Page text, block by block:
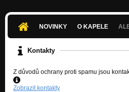
NOVINKY O KAPELE
Kontakty
Z důvodů ochrany proti spamu jsou
Zobrazit kontakty